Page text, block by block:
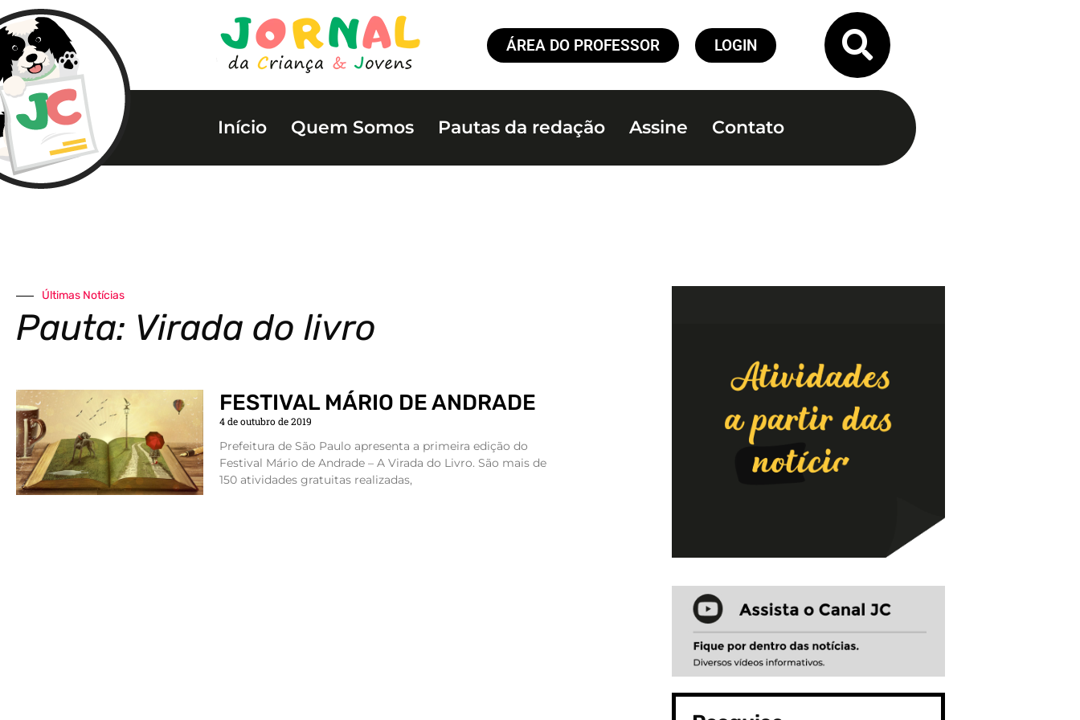
ÁREA DO PROFESSOR LOGIN
Início Quem Somos Pautas da redação Assine Contato
Últimas Notícias
Pauta: Virada do livro
FESTIVAL MÁRIO DE ANDRADE
4 de outubro de 2019
Prefeitura de São Paulo apresenta a primeira edição do
Festival Mário de Andrade – A Virada do Livro. São mais de
150 atividades gratuitas realizadas,